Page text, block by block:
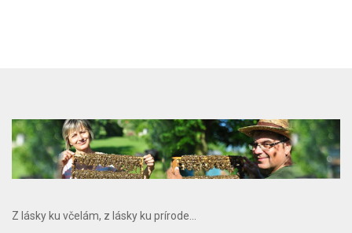
Z lásky ku včelám, z lásky ku prírode...